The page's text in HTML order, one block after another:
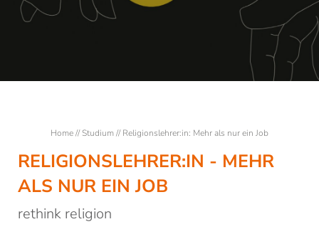
Studium
Vorlesungen
Studierende
Ansprechpersonen für Studierende
Home//Studium//Religionslehrer:in: Mehr als nur ein Job
RELIGIONSLEHRER:IN - MEHR
ALS NUR EIN JOB
rethink religion